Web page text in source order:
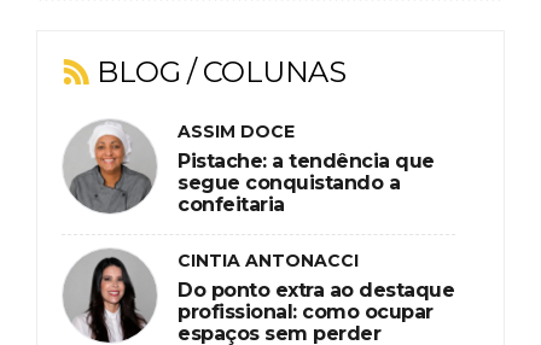
BLOG / COLUNAS
ASSIM DOCE
Pistache: a tendência que
segue conquistando a
confeitaria
CINTIA ANTONACCI
Do ponto extra ao destaque
profissional: como ocupar
espaços sem perder